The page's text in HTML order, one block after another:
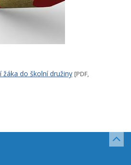
do školní družiny [PDF,